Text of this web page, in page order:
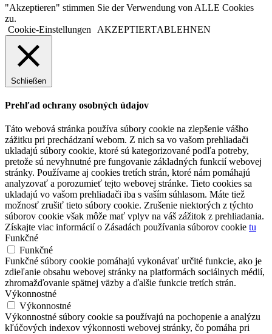
"Akzeptieren" stimmen Sie der Verwendung von ALLE Cookies
zu.
Cookie-Einstellungen
AKZEPTIERTABLEHNEN
Schließen
Prehľad ochrany osobných údajov
Táto webová stránka používa súbory cookie na zlepšenie vášho
zážitku pri prechádzaní webom. Z nich sa vo vašom prehliadači
ukladajú súbory cookie, ktoré sú kategorizované podľa potreby,
pretože sú nevyhnutné pre fungovanie základných funkcií webovej
stránky. Používame aj cookies tretích strán, ktoré nám pomáhajú
analyzovať a porozumieť tejto webovej stránke. Tieto cookies sa
ukladajú vo vašom prehliadači iba s vaším súhlasom. Máte tiež
možnosť zrušiť tieto súbory cookie. Zrušenie niektorých z týchto
súborov cookie však môže mať vplyv na váš zážitok z prehliadania.
Získajte viac informácií o Zásadách používania súborov cookie tu
Funkčné
Funkčné
Funkčné súbory cookie pomáhajú vykonávať určité funkcie, ako je
zdieľanie obsahu webovej stránky na platformách sociálnych médií,
zhromažďovanie spätnej väzby a ďalšie funkcie tretích strán.
Výkonnostné
Výkonnostné
Výkonnostné súbory cookie sa používajú na pochopenie a analýzu
kľúčových indexov výkonnosti webovej stránky, čo pomáha pri